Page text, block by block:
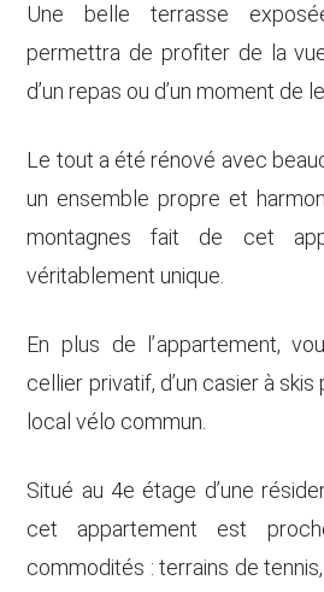
Une belle terrasse
permettra de profiter de la
d’un repas ou d’un moment de
Le tout a été rénové avec
un ensemble propre et
montagnes fait de cet
véritablement unique.
En plus de l’appartement,
cellier privatif, d’un casier à skis
local vélo commun.
Situé au 4e étage d’une
cet appartement est
commodités : terrains de